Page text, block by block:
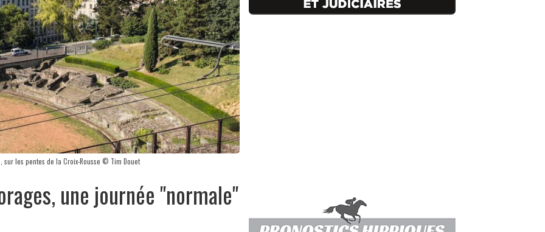
sur les pentes de la Croix-Rousse © Tim Douet
une journée "normale"